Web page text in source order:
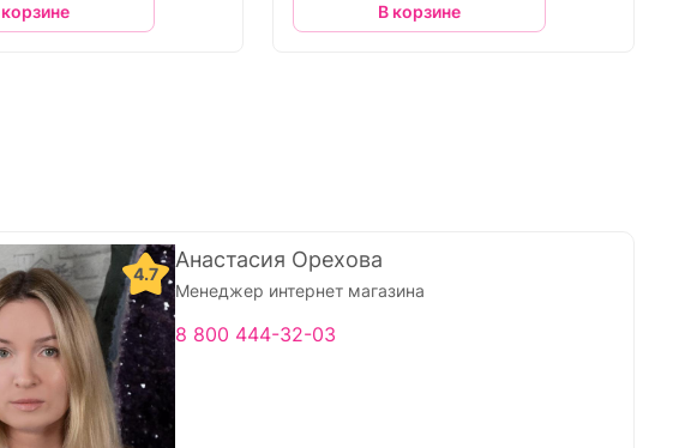
В корзине
4.7
Анастасия Орехова
Менеджер интернет магазина
8 800 444-32-03